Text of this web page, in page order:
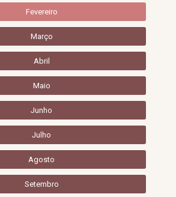
Fevereiro
Março
Abril
Maio
Junho
Julho
Agosto
Setembro